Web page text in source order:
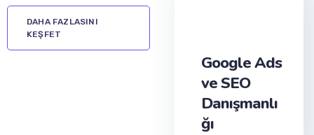
DAHA FAZLASINI
KEŞFET
Google Ads
ve SEO
Danışmanlı
ğı